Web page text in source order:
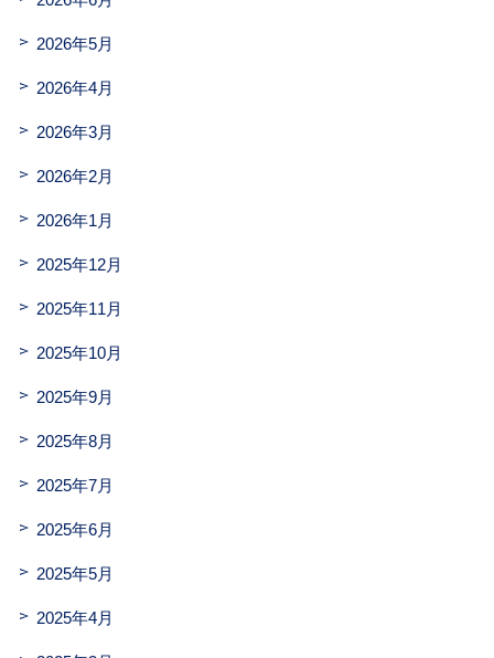
2026年5月
2026年4月
2026年3月
2026年2月
2026年1月
2025年12月
2025年11月
2025年10月
2025年9月
2025年8月
2025年7月
2025年6月
2025年5月
2025年4月